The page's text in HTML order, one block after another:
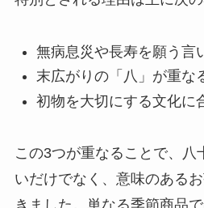
無病息災や長寿を願う言
末広がりの「八」が重な
初物を大切にする文化に
この3つが重なることで、八
いだけでなく、意味のある